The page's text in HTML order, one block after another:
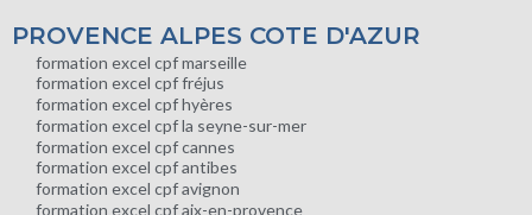
PROVENCE ALPES COTE D'AZUR
formation excel cpf marseille
formation excel cpf fréjus
formation excel cpf hyères
formation excel cpf la seyne-sur-mer
formation excel cpf cannes
formation excel cpf antibes
formation excel cpf avignon
formation excel cpf aix-en-provence